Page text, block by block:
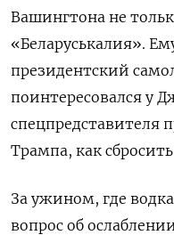
Вашингтона не
«Беларуськалия».
президентский
поинтересовался у
спецпредставителя
Трампа, как
За ужином, где
вопрос об